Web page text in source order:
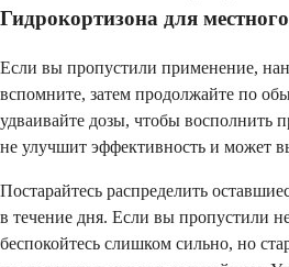
Гидрокортизона для
Если вы пропустили применение,
вспомните, затем продолжайте по
удваивайте дозы, чтобы восполнить
не улучшит эффективность и может
Постарайтесь распределить
в течение дня. Если вы пропустили
беспокойтесь слишком сильно, но